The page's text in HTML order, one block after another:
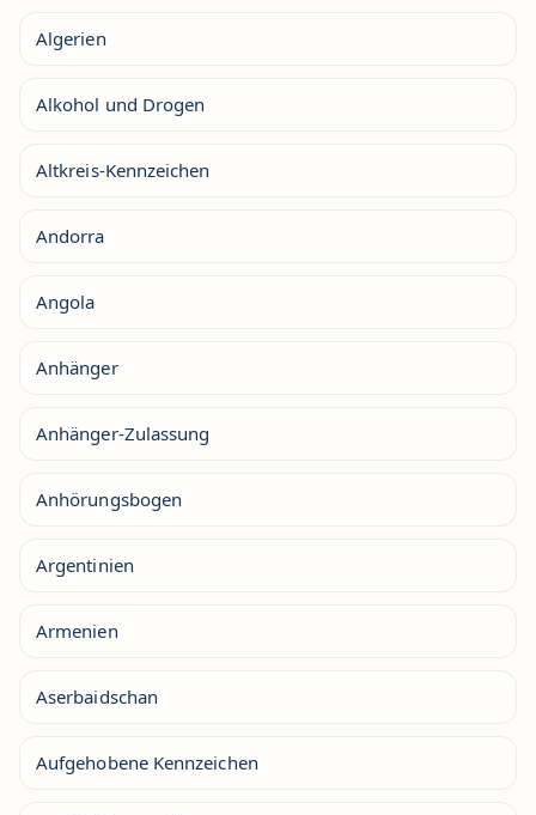
Algerien
Alkohol und Drogen
Altkreis-Kennzeichen
Andorra
Angola
Anhänger
Anhänger-Zulassung
Anhörungsbogen
Argentinien
Armenien
Aserbaidschan
Aufgehobene Kennzeichen